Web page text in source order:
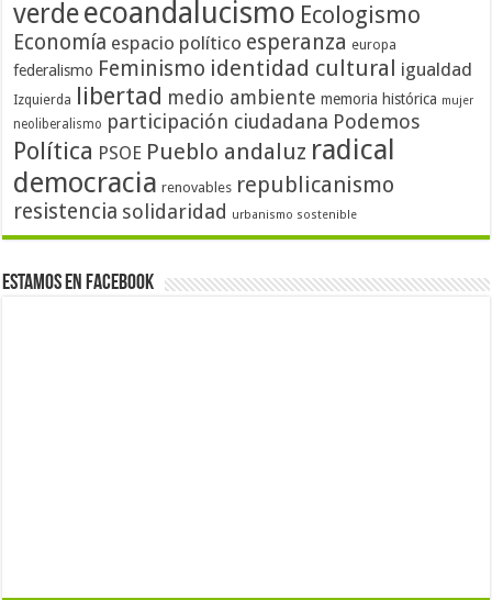
verdeecoandalucismo Ecologismo
Economía espacio político esperanza europa
federalismo Feminismo identidad cultural igualdad
Izquierda libertad medio ambiente memoria histórica mujer
neoliberalismo participación ciudadana Podemos
Política PSOE Pueblo andaluz radical
democracia renovables republicanismo
resistencia solidaridad urbanismo sostenible
Estamos en Facebook